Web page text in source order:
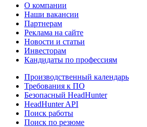
О компании
Наши вакансии
Партнерам
Реклама на сайте
Новости и статьи
Инвесторам
Кандидаты по профессиям
Производственный календарь
Требования к ПО
Безопасный HeadHunter
HeadHunter API
Поиск работы
Поиск по резюме